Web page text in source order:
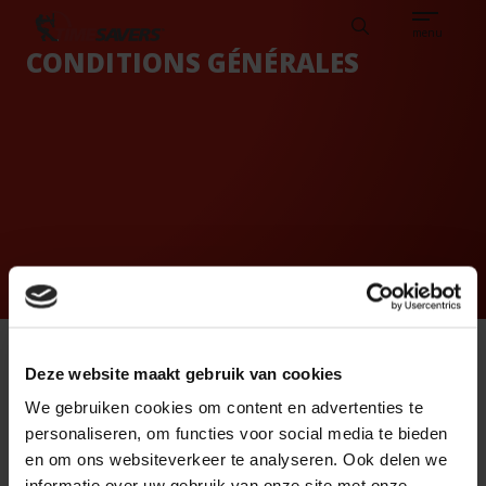
Deze website maakt gebruik van cookies
We gebruiken cookies om content en advertenties te
personaliseren, om functies voor social media te bieden
en om ons websiteverkeer te analyseren. Ook delen we
It seems that you are
located in the USA.
To view the range
DE CLIENTS Search menu
CONDITIONS GÉNÉRALES
nos soins en dehors des Pays-Bas sont régis par les
Conditions Générales Orgalime pour la fourniture de
produits mécaniques, électriques et électroniques (S